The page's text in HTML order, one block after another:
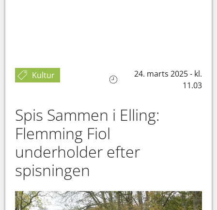
Kultur
24. marts 2025 - kl.
11.03
Spis Sammen i Elling:
Flemming Fiol
underholder efter
spisningen